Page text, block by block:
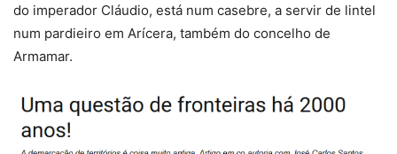
do imperador Cláudio, está num casebre, a servir de lintel
num pardieiro em Arícera, também do concelho de
Armamar.